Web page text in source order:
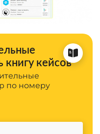
книгу кейсов
по номеру